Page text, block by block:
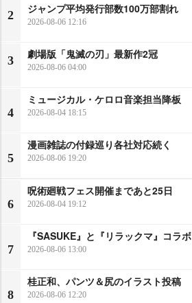
2
ジャンプ平均発行部数100万部割れ
2026-08-06 12:16
3
劇場版「鬼滅の刃」最新作2冠
2026-08-06 04:00
4
ミュージカル・ケロロ音楽担当降板
2026-08-04 18:15
5
漫画雑誌の付録巡り各社対応続く
2026-08-06 19:20
6
呪術廻戦フェス開催まであと25日
2026-08-04 19:12
7
『SASUKE』と『リラックマ』コラボ
2026-08-06 13:00
8
桂正和、パンツ＆尻のイラスト投稿
2026-08-06 12:20